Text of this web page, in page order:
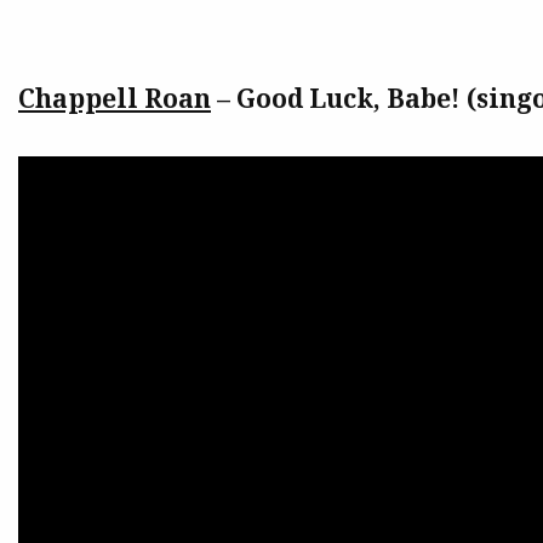
Chappell Roan– Good Luck, Babe!